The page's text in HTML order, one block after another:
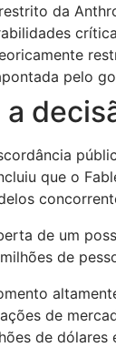
da
pelo
que o
de um
de
de
de dólares